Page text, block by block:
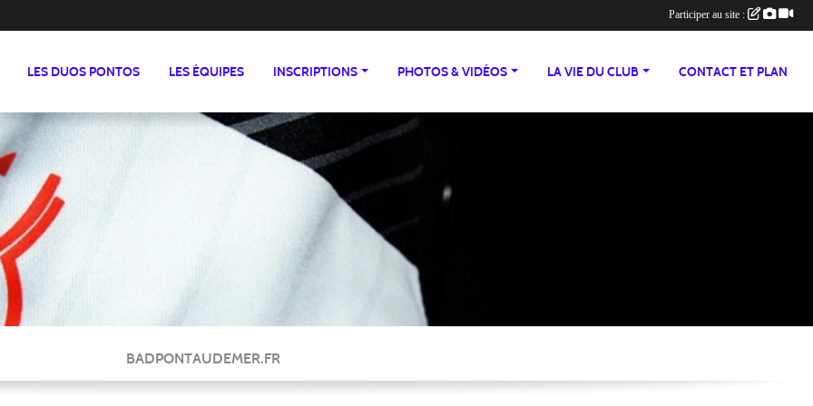
LES DUOS PONTOS LES ÉQUIPES INSCRIPTIONS PHOTOS & VIDÉOS LA VIE DU CLUB CONTACT ET PLAN
BADPONTAUDEMER.FR
Participer au site :